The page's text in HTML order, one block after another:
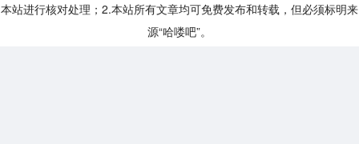
本站进行核对处理；2.本站所有文章均可免费发布和转载，但必须标明来
源“哈喽吧”。